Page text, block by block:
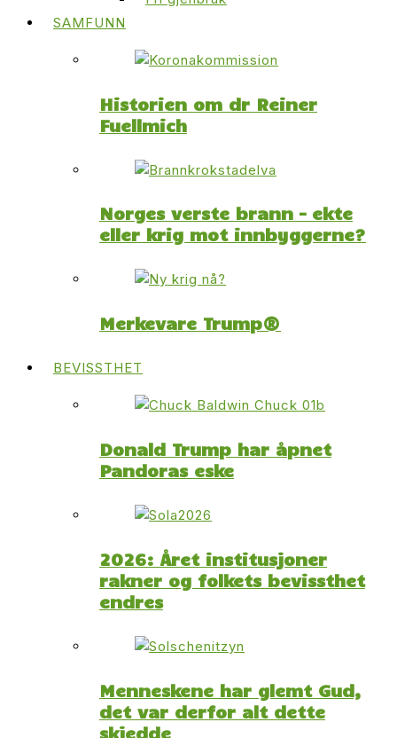
SAMFUNN
Historien om dr Reiner
Fuellmich
Norges verste brann – ekte
eller krig mot innbyggerne?
Merkevare Trump®
BEVISSTHET
Donald Trump har åpnet
Pandoras eske
2026: Året institusjoner
rakner og folkets bevissthet
endres
Menneskene har glemt Gud,
det var derfor alt dette
skjedde